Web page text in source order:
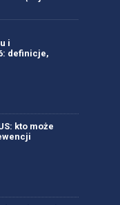
i
definicje,
kto może